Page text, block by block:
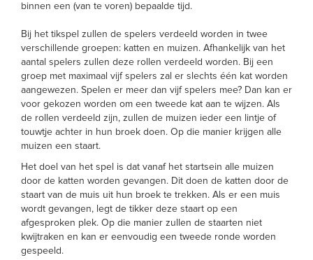
binnen een (van te voren) bepaalde tijd.
Bij het tikspel zullen de spelers verdeeld worden in twee
verschillende groepen: katten en muizen. Afhankelijk van het
aantal spelers zullen deze rollen verdeeld worden. Bij een
groep met maximaal vijf spelers zal er slechts één kat worden
aangewezen. Spelen er meer dan vijf spelers mee? Dan kan er
voor gekozen worden om een tweede kat aan te wijzen. Als
de rollen verdeeld zijn, zullen de muizen ieder een lintje of
touwtje achter in hun broek doen. Op die manier krijgen alle
muizen een staart.
Het doel van het spel is dat vanaf het startsein alle muizen
door de katten worden gevangen. Dit doen de katten door de
staart van de muis uit hun broek te trekken. Als er een muis
wordt gevangen, legt de tikker deze staart op een
afgesproken plek. Op die manier zullen de staarten niet
kwijtraken en kan er eenvoudig een tweede ronde worden
gespeeld.